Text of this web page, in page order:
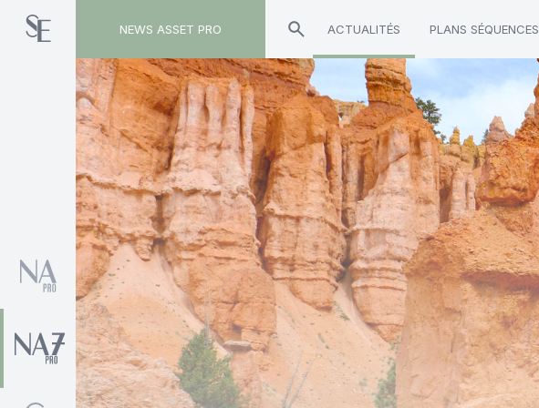
NEWS ASSET PRO ACTUALITÉS PLANS SÉQUENCES
Toute l'actualité sur le tag "Alto"